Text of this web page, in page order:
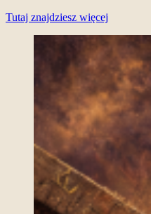
Tutaj znajdziesz więcej